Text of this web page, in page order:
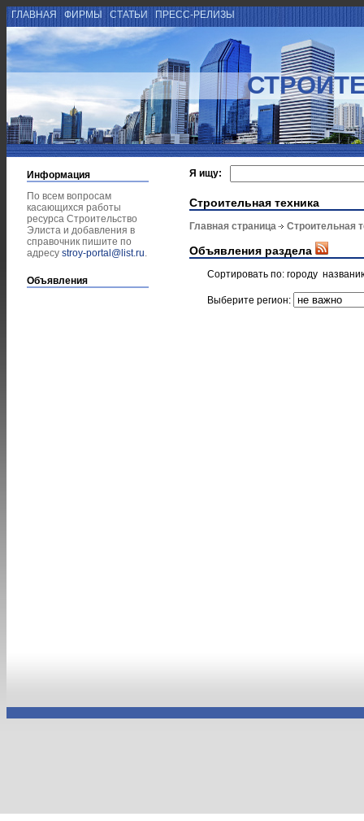
ГЛАВНАЯ ФИРМЫ СТАТЬИ ПРЕСС-РЕЛИЗЫ
Информация
По всем вопросам
касающихся работы
ресурса Строительство
Элиста и добавления в
справочник пишите по
адресу stroy-portal@list.ru.
Объявления
Я ищу:
Строительная техника
Главная страница Строительная
Объявления раздела
Сортировать по: городу
Выберите регион: